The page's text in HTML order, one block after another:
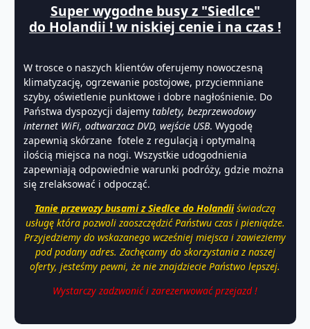
Super wygodne busy z "Siedlce"
do Holandii ! w niskiej cenie i na czas !
W trosce o naszych klientów oferujemy nowoczesną
klimatyzację, ogrzewanie postojowe, przyciemniane
szyby, oświetlenie punktowe i dobre nagłośnienie. Do
Państwa dyspozycji dajemy tablety, bezprzewodowy
internet WiFi, odtwarzacz DVD, wejście USB. Wygodę
zapewnią skórzane fotele z regulacją i optymalną
ilością miejsca na nogi. Wszystkie udogodnienia
zapewniają odpowiednie warunki podróży, gdzie można
się zrelaksować i odpocząć.
Tanie przewozy busami z Siedlce do Holandiiświadczą
usługę która pozwoli zaoszczędzić Państwu czas i pieniądze.
Przyjedziemy do wskazanego wcześniej miejsca i zawieziemy
pod podany adres. Zachęcamy do skorzystania z naszej
oferty, jesteśmy pewni, że nie znajdziecie Państwo lepszej.
Wystarczy zadzwonić i zarezerwować przejazd !